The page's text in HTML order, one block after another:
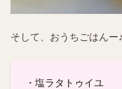
そして、おうちごはんー♪
・塩ラタトゥイユ